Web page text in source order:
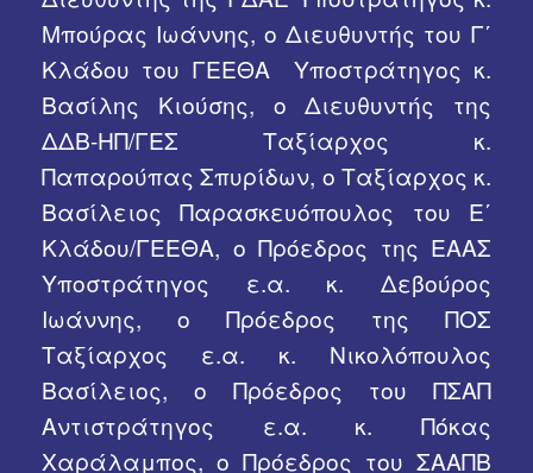
Μπούρας Ιωάννης, ο Διευθυντής του Γ΄
Κλάδου του ΓΕΕΘΑ Υποστράτηγος κ.
Βασίλης Κιούσης, ο Διευθυντής της
ΔΔΒ-ΗΠ/ΓΕΣ Ταξίαρχος κ.
Παπαρούπας Σπυρίδων, ο Ταξίαρχος κ.
Βασίλειος Παρασκευόπουλος του Ε΄
Κλάδου/ΓΕΕΘΑ, ο Πρόεδρος της ΕΑΑΣ
Υποστράτηγος ε.α. κ. Δεβούρος
Ιωάννης, ο Πρόεδρος της ΠΟΣ
Ταξίαρχος ε.α. κ. Νικολόπουλος
Βασίλειος, ο Πρόεδρος του ΠΣΑΠ
Αντιστράτηγος ε.α. κ. Πόκας
Χαράλαμπος, ο Πρόεδρος του ΣΑΑΠΒ